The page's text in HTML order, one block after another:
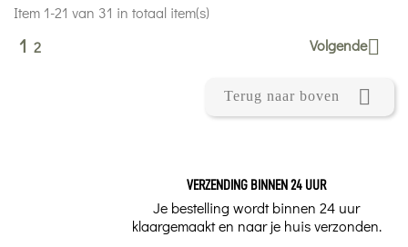
Item 1-21 van 31 in totaal item(s)
1 2 Volgende
Terug naar boven 
VERZENDING BINNEN 24 UUR
Je bestelling wordt binnen 24 uur
klaargemaakt en naar je huis verzonden.